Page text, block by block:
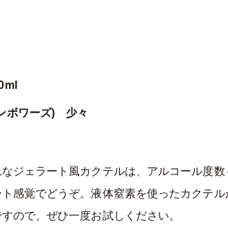
ボワーズ) 少々
ジェラート風カクテルは、アルコール度
感覚でどうぞ。液体窒素を使ったカクテル
すので、ぜひ一度お試しください。